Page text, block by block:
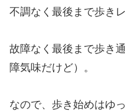
不調なく最後まで歩き
故障なく最後まで歩き
障気味だけど）。
なので、歩き始めはゆっ